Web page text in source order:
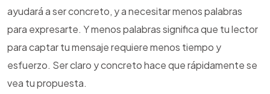
ayudará a ser concreto, y a necesitar menos palabras
para expresarte. Y menos palabras significa que tu lector
para captar tu mensaje requiere menos tiempo y
esfuerzo. Ser claro y concreto hace que rápidamente se
vea tu propuesta.